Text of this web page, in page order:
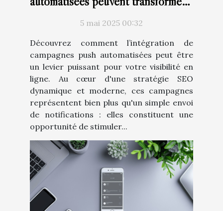
votre stratégie SEO
5 mai 2025 00:32
Découvrez comment l’intégration de
campagnes push automatisées peut être
un levier puissant pour votre visibilité en
ligne. Au cœur d'une stratégie SEO
dynamique et moderne, ces campagnes
représentent bien plus qu'un simple envoi
de notifications : elles constituent une
opportunité de stimuler...